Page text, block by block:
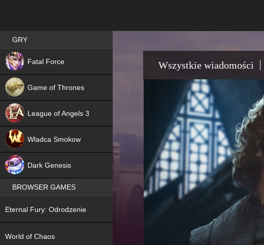
Wszystkie wiadomości
Best RPG games in Poland
GRY
Fatal Force
Game of Thrones
League of Angels 3
Wladca Smokow
Dark Genesis
BROWSER GAMES
Eternal Fury: Odrodzenie
World of Chaos